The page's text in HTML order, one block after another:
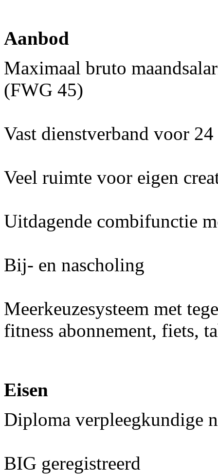
Aanbod
Maximaal bruto
(FWG 45)
Vast dienstverband voor
Veel ruimte voor eigen
Uitdagende combifunctie
Bij- en nascholing
Meerkeuzesysteem met
fitness abonnement, fiets,
Eisen
Diploma verpleegkundige
BIG geregistreerd